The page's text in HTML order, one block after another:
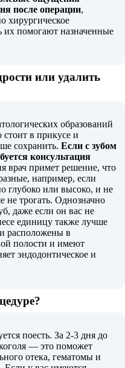
после операции,
хирургическое
их помогают назначенные
или удалить
образований
стоит в прикусе и
сохранить.Если с зубом
консультация
врач примет решение, что
например, если
глубоко или высоко, и не
не трогать. Однозначно
даже если он вас не
единицу также лучше
расположены в
полости и имеют
эндодонтическое и
поесть. За 2-3 дня до
— это поможет
отека, гематомы и